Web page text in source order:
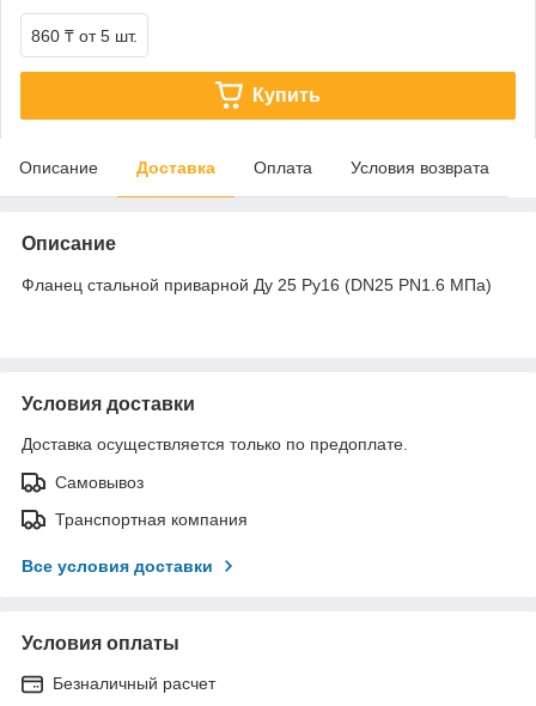
860 ₸ от 5 шт.
Купить
Описание Доставка Оплата Условия возврата
Описание
Фланец стальной приварной Ду 25 Ру16 (DN25 PN1.6 МПа)
Условия доставки
Доставка осуществляется только по предоплате.
Самовывоз
Транспортная компания
Все условия доставки
Условия оплаты
Безналичный расчет